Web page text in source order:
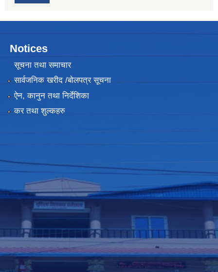
Notices
सूचना तथा समाचार
सार्वजनिक खरीद /बोलपत्र सूचना
ऐन, कानुन तथा निर्देशिका
कर तथा शुल्कहरु